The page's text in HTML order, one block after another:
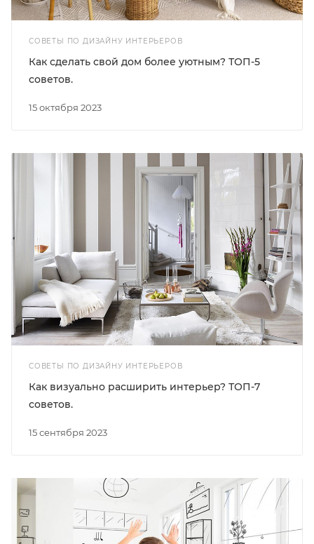
СОВЕТЫ ПО ДИЗАЙНУ ИНТЕРЬЕРОВ
15 октября 2023
Как сделать свой дом более уютным? ТОП-5
советов.
СОВЕТЫ ПО ДИЗАЙНУ ИНТЕРЬЕРОВ
15 сентября 2023
Как визуально расширить интерьер? ТОП-7
советов.